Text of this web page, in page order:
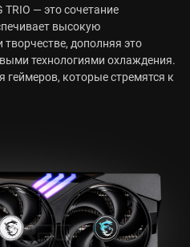
TRIO — это сочетание
высокую
творчестве, дополняя это
технологиями охлаждения.
которые стремятся к